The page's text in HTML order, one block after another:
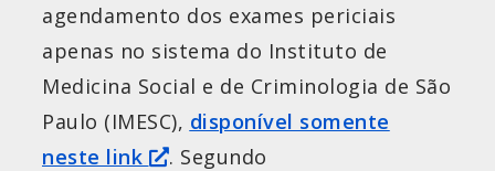
agendamento dos exames periciais
apenas no sistema do Instituto de
Medicina Social e de Criminologia de São
Paulo (IMESC), disponível somente
neste link
. Segundo